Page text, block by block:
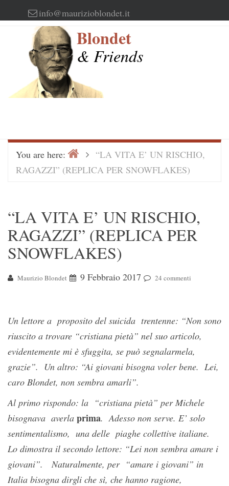
to
info@maurizioblondet.it
Blondet
& Friends
You are here: Home“LA VITA E’ UN RISCHIO,
RAGAZZI” (REPLICA PER SNOWFLAKES)
“LA VITA E’ UN RISCHIO,
RAGAZZI” (REPLICA PER
SNOWFLAKES)
Maurizio Blondet 9 Febbraio 2017 24 commenti
Un lettore a proposito del suicida trentenne: “Non sono
riuscito a trovare “cristiana pietà” nel suo articolo,
evidentemente mi è sfuggita, se può segnalarmela,
grazie”. Un altro: “Ai giovani bisogna voler bene. Lei,
caro Blondet, non sembra amarli”.
Al primo rispondo: la “cristiana pietà” per Michele
bisognava averla prima. Adesso non serve. E’ solo
sentimentalismo, una delle piaghe collettive italiane.
Lo dimostra il secondo lettore: “Lei non sembra amare i
giovani”. Naturalmente, per “amare i giovani” in
Italia bisogna dirgli che sì, che hanno ragione,